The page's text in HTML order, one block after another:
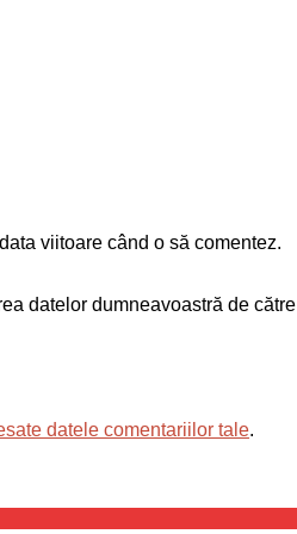
viitoare când o să comentez.
datelor dumneavoastră de către
datele comentariilor tale.